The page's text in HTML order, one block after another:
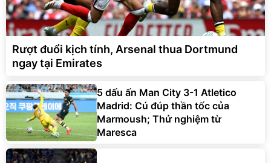
Rượt đuổi kịch tính, Arsenal thua Dortmund
ngay tại Emirates
5 dấu ấn Man City 3-1 Atletico
Madrid: Cú đúp thần tốc của
Marmoush; Thử nghiệm từ
Maresca